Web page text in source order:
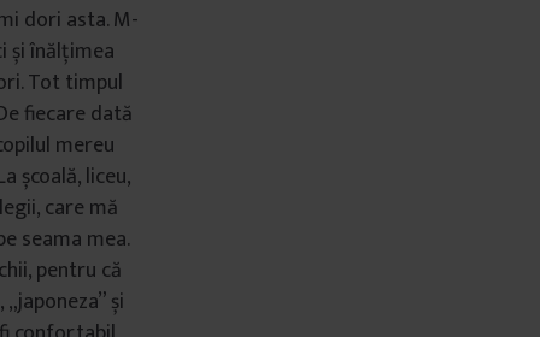
dori asta. M-
și înălțimea
Tot timpul
fiecare dată
mereu
școală, liceu,
care mă
seama mea.
pentru că
și